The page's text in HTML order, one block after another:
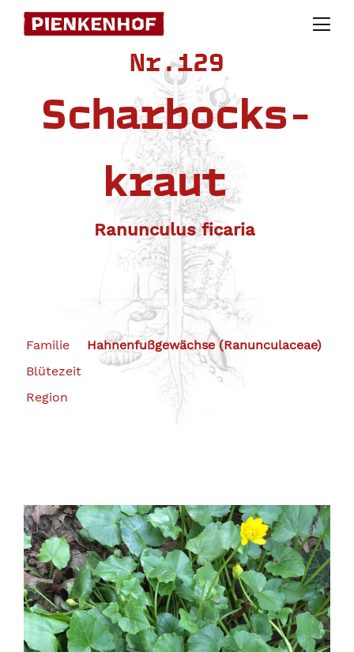
Skip
Nr.129
Scharbocks-
kraut
Ranunculus ficaria
Familie
Hahnenfußgewächse (Ranunculaceae)
Blütezeit
Region